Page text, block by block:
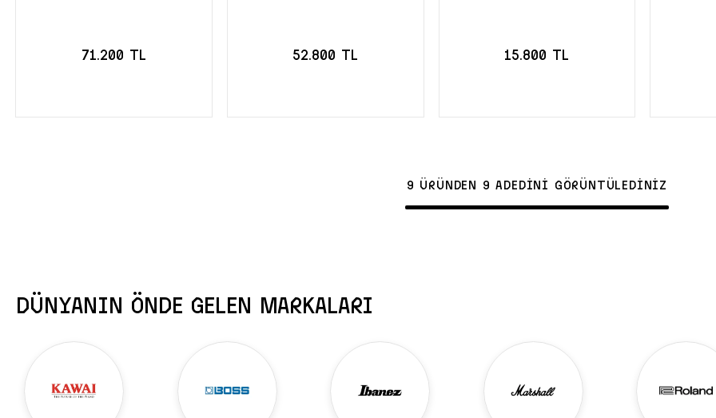
71.200 TL 52.800 TL 15.800 TL
9 ÜRÜNDEN 9 ADEDİNİ GÖRÜNTÜLEDİNİZ
DÜNYANIN ÖNDE GELEN MARKALARI